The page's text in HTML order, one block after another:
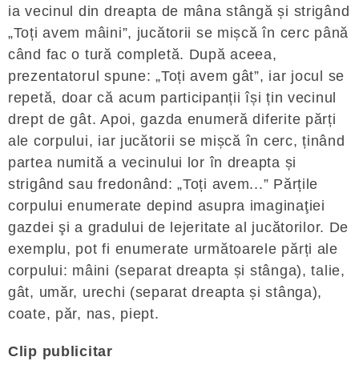
ia vecinul din dreapta de mâna stângă și strigând
„Toți avem mâini”, jucătorii se mișcă în cerc până
când fac o tură completă. După aceea,
prezentatorul spune: „Toți avem gât”, iar jocul se
repetă, doar că acum participanții își țin vecinul
drept de gât. Apoi, gazda enumeră diferite părți
ale corpului, iar jucătorii se mișcă în cerc, ținând
partea numită a vecinului lor în dreapta și
strigând sau fredonând: „Toți avem...” Părțile
corpului enumerate depind asupra imaginaţiei
gazdei şi a gradului de lejeritate al jucătorilor. De
exemplu, pot fi enumerate următoarele părți ale
corpului: mâini (separat dreapta și stânga), talie,
gât, umăr, urechi (separat dreapta și stânga),
coate, păr, nas, piept.
Clip publicitar